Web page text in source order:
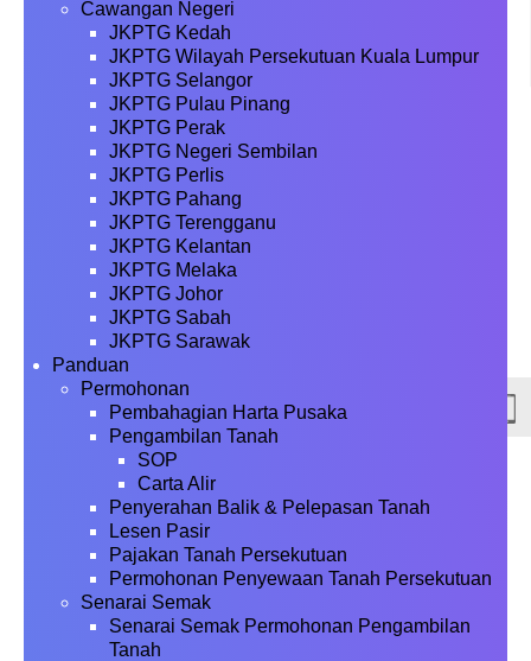
Cawangan Negeri
JKPTG Kedah
JKPTG Wilayah Persekutuan Kuala Lumpur
JKPTG Selangor
JKPTG Pulau Pinang
JKPTG Perak
JKPTG Negeri Sembilan
JKPTG Perlis
JKPTG Pahang
JKPTG Terengganu
JKPTG Kelantan
JKPTG Melaka
JKPTG Johor
JKPTG Sabah
JKPTG Sarawak
Panduan
Permohonan
Pembahagian Harta Pusaka
Pengambilan Tanah
SOP
Carta Alir
Penyerahan Balik & Pelepasan Tanah
Lesen Pasir
Pajakan Tanah Persekutuan
Permohonan Penyewaan Tanah Persekutuan
Senarai Semak
Senarai Semak Permohonan Pengambilan
Tanah